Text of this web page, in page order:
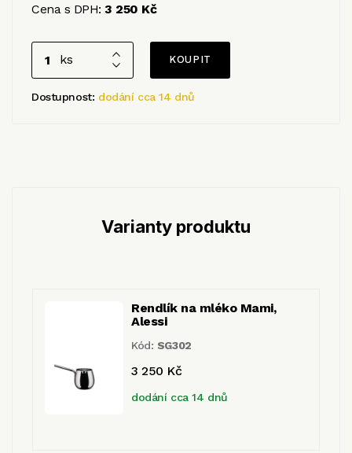
Cena s DPH:3 250 Kč
ks
Dostupnost: dodání cca 14 dnů
Varianty produktu
Rendlík na mléko Mami,
Alessi
Kód: SG302
3 250 Kč
dodání cca 14 dnů